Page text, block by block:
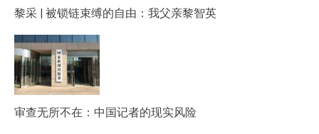
黎采 | 被锁链束缚的自由：我父亲黎智英
审查无所不在：中国记者的现实风险